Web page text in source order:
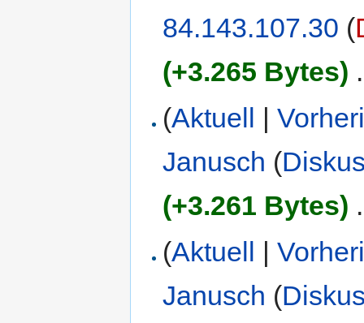
84.143.107.30 (
(+3.265 Bytes)
(Aktuell |
Janusch (
(+3.261 Bytes)
(Aktuell |
Janusch (